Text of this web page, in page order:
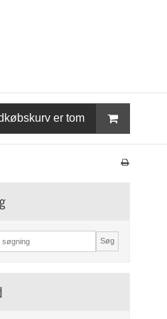
er tom
Søg